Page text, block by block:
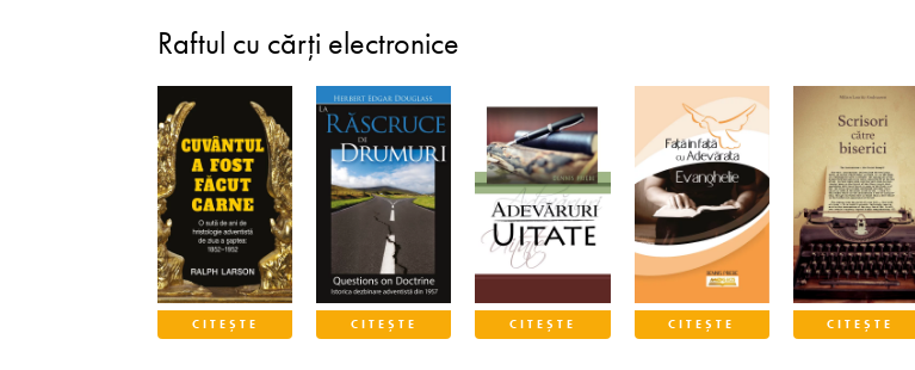
Raftul cu cărți electronice
CITEȘTE CITEȘTE CITEȘTE CITEȘTE CITEȘTE